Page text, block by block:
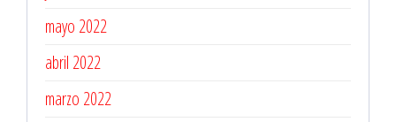
mayo 2022
abril 2022
marzo 2022